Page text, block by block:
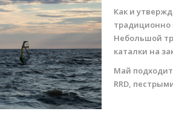
Как и
традиционно
Небольшой
каталки на
Май
RRD,